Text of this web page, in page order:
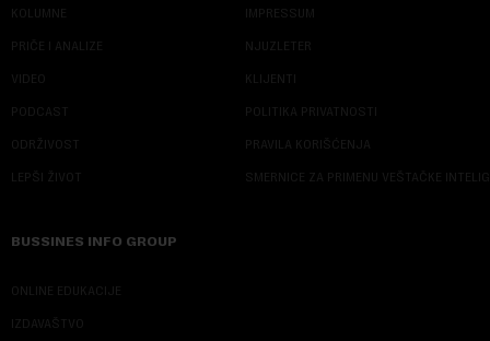
KOLUMNE
PRIČE I ANALIZE
VIDEO
PODCAST
ODRŽIVOST
LEPŠI ŽIVOT
IMPRESSUM
NJUZLETER
KLIJENTI
POLITIKA PRIVATNOSTI
PRAVILA KORIŠĆENJA
SMERNICE ZA PRIMENU VEŠTAČKE
BUSSINES INFO GROUP
ONLINE EDUKACIJE
IZDAVAŠTVO